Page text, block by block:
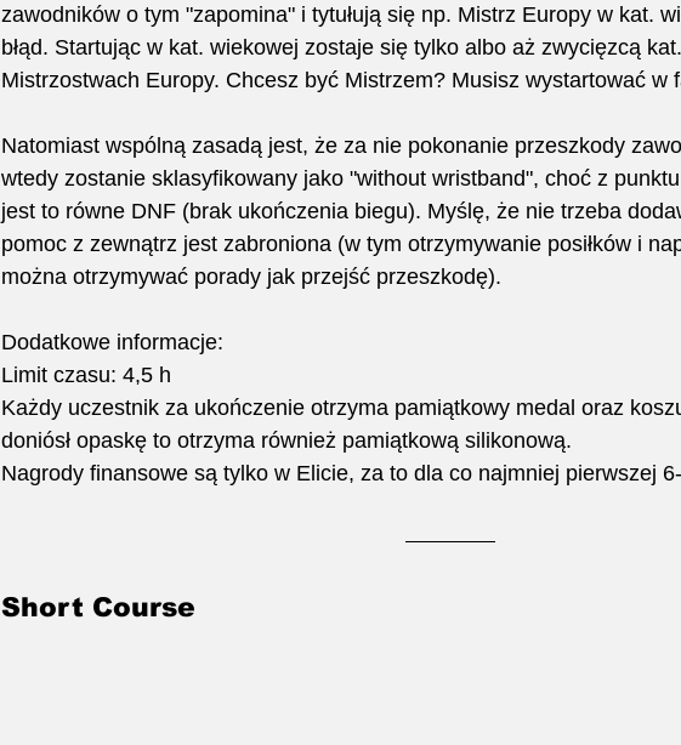
zawodników o tym "zapomina" i tytułują się np. Mistrz Europy w kat.
błąd. Startując w kat. wiekowej zostaje się tylko albo aż zwycięzcą
Mistrzostwach Europy. Chcesz być Mistrzem? Musisz wystartować w
Natomiast wspólną zasadą jest, że za nie pokonanie przeszkody
wtedy zostanie sklasyfikowany jako "without wristband", choć z
jest to równe DNF (brak ukończenia biegu). Myślę, że nie trzeba
pomoc z zewnątrz jest zabroniona (w tym otrzymywanie posiłków i
można otrzymywać porady jak przejść przeszkodę).
Dodatkowe informacje:
Limit czasu: 4,5 h
Każdy uczestnik za ukończenie otrzyma pamiątkowy medal oraz
doniósł opaskę to otrzyma również pamiątkową silikonową.
Nagrody finansowe są tylko w Elicie, za to dla co najmniej pierwszej
Short Course